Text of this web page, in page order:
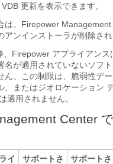
更新を表示できます。
、 Firepower
ンインストーラが削除され
Firepower アプライアンス
名が適用されていないソフ
ん。この制限は、脆弱性デ
、またはジオロケーション
適用されません。
Center
イ
サポートさ
サポートさ